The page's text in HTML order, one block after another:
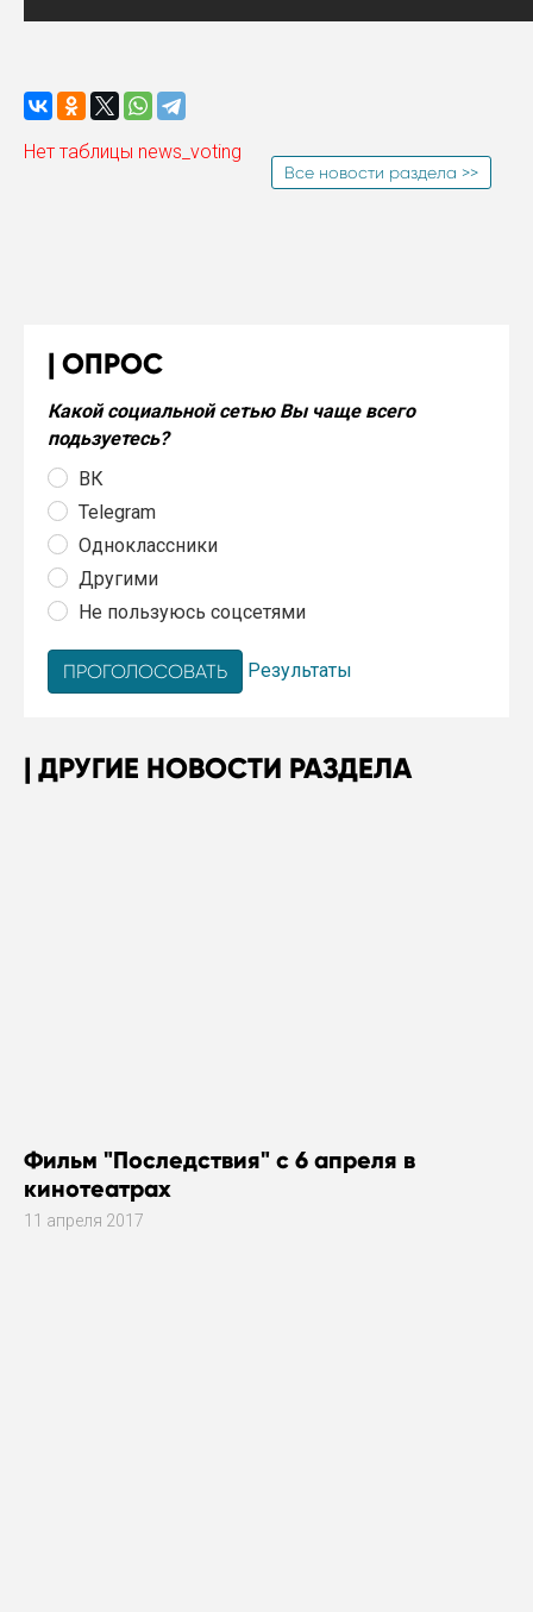
Нет таблицы news_voting
Все новости раздела >>
ОПРОС
Какой социальной сетью Вы чаще всего
подьзуетесь?
ВК
Telegram
Одноклассники
Другими
Не пользуюсь соцсетями
Результаты
ДРУГИЕ НОВОСТИ РАЗДЕЛА
Фильм "Последствия" с 6 апреля в
кинотеатрах
11 апреля 2017